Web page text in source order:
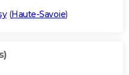
(Haute-Savoie)